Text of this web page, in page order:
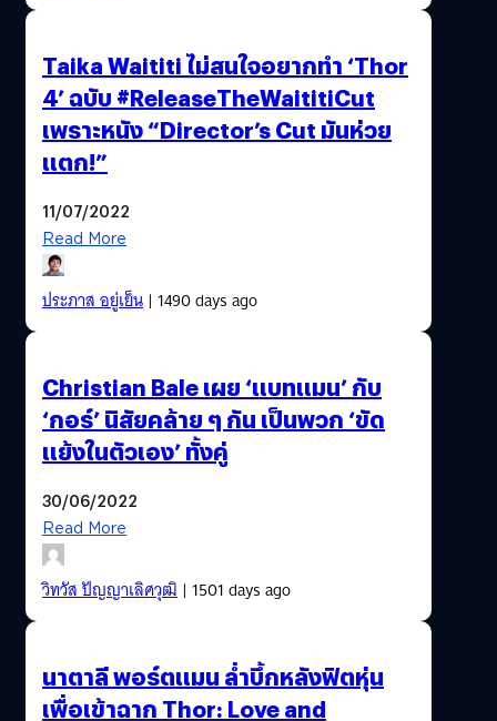
Taika Waititi ไม่สนใจอยากทำ ‘Thor
4’ ฉบับ #ReleaseTheWaititiCut
เพราะหนัง “Director’s Cut มันห่วย
แตก!”
11/07/2022
Read More
ประภาส อยู่เย็น| 1490 days ago
Christian Bale เผย ‘แบทแมน’ กับ
‘กอร์’ นิสัยคล้าย ๆ กัน เป็นพวก ‘ขัด
แย้งในตัวเอง’ ทั้งคู่
30/06/2022
Read More
วิทวัส ปัญญาเลิศวุฒิ| 1501 days ago
นาตาลี พอร์ตแมน ล่ำบึ้กหลังฟิตหุ่น
เพื่อเข้าฉาก Thor: Love and